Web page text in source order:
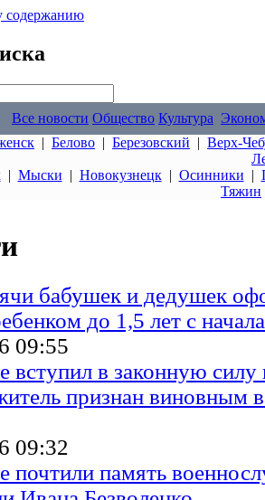
содержанию
Все новости Общество Культура
| Белово | Березовский | Верх-
| Мыски | Новокузнецк| Осинники |
Тяжин
бабушек и дедушек
до 1,5 лет с
09:55
вступил в законную
признан виновным
09:32
почтили память